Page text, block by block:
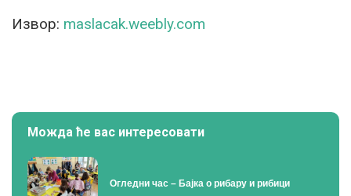
Извор: maslacak.weebly.com
Можда ће вас интересовати
Огледни час – Бајка о рибару и рибици